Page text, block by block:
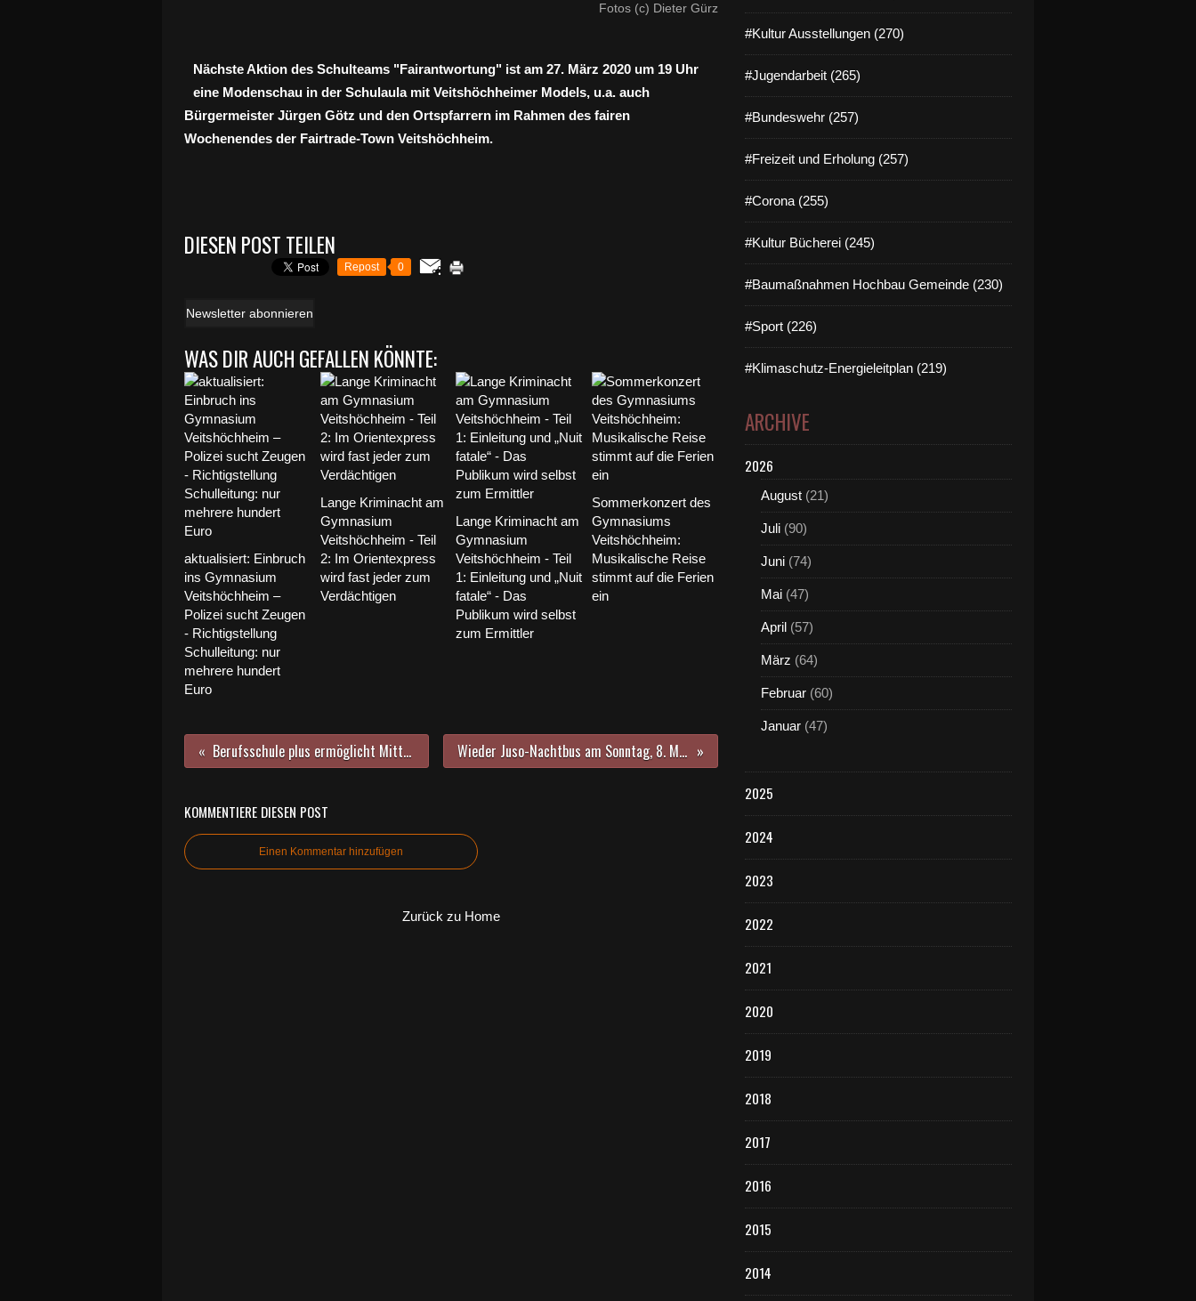
Fotos (c) Dieter Gürz
Nächste Aktion des Schulteams "Fairantwortung" ist am 27. März 2020 um 19 Uhr
eine Modenschau in der Schulaula mit Veitshöchheimer Models, u.a. auch
Bürgermeister Jürgen Götz und den Ortspfarrern im Rahmen des fairen
Wochenendes der Fairtrade-Town Veitshöchheim.
DIESEN POST TEILEN
Repost 0
Newsletter abonnieren
WAS DIR AUCH GEFALLEN KÖNNTE:
aktualisiert: Einbruch
ins Gymnasium
Veitshöchheim –
Polizei sucht Zeugen
- Richtigstellung
Schulleitung: nur
mehrere hundert
Euro
Lange Kriminacht am
Gymnasium
Veitshöchheim - Teil
2: Im Orientexpress
wird fast jeder zum
Verdächtigen
Lange Kriminacht am
Gymnasium
Veitshöchheim - Teil
1: Einleitung und „Nuit
fatale“ - Das
Publikum wird selbst
zum Ermittler
Sommerkonzert des
Gymnasiums
Veitshöchheim:
Musikalische Reise
stimmt auf die Ferien
ein
Berufsschule plus ermöglicht Mittelschülern: Parallel zur Berufsausbildung in nur drei Jahren zur Fachhochschulreife Wieder Juso-Nachtbus am Sonntag, 8. März um 2:30 Uhr: Nach dem Feiern in Würzburg mit dem Nachtbus zurück nach Veitshöchheim
KOMMENTIERE DIESEN POST
Einen Kommentar hinzufügen
Zurück zu Home
#Kultur Ausstellungen (270)
#Jugendarbeit (265)
#Bundeswehr (257)
#Freizeit und Erholung (257)
#Corona (255)
#Kultur Bücherei (245)
#Baumaßnahmen Hochbau Gemeinde (230)
#Sport (226)
#Klimaschutz-Energieleitplan (219)
ARCHIVE
2026
August (21)
Juli (90)
Juni (74)
Mai (47)
April (57)
März (64)
Februar (60)
Januar (47)
2025
2024
2023
2022
2021
2020
2019
2018
2017
2016
2015
2014